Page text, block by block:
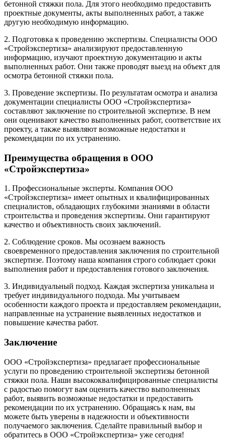
бетонной стяжки пола. Для этого необходимо предоставить
проектные документы, акты выполненных работ, а также
другую необходимую информацию.
2. Подготовка к проведению экспертизы. Специалисты ООО
«Стройэкспертиза» анализируют предоставленную
информацию, изучают проектную документацию и акты
выполненных работ. Они также проводят выезд на объект для
осмотра бетонной стяжки пола.
3. Проведение экспертизы. По результатам осмотра и анализа
документации специалисты ООО «Стройэкспертиза»
составляют заключение по строительной экспертизе. В нем
они оценивают качество выполненных работ, соответствие их
проекту, а также выявляют возможные недостатки и
рекомендации по их устранению.
Преимущества обращения в ООО
«Стройэкспертиза»
1. Профессиональные эксперты. Компания ООО
«Стройэкспертиза» имеет опытных и квалифицированных
специалистов, обладающих глубокими знаниями в области
строительства и проведения экспертизы. Они гарантируют
качество и объективность своих заключений.
2. Соблюдение сроков. Мы осознаем важность
своевременного предоставления заключения по строительной
экспертизе. Поэтому наша компания строго соблюдает сроки
выполнения работ и предоставления готового заключения.
3. Индивидуальный подход. Каждая экспертиза уникальна и
требует индивидуального подхода. Мы учитываем
особенности каждого проекта и предоставляем рекомендации,
направленные на устранение выявленных недостатков и
повышение качества работ.
Заключение
ООО «Стройэкспертиза» предлагает профессиональные
услуги по проведению строительной экспертизы бетонной
стяжки пола. Наши высококвалифицированные специалисты
с радостью помогут вам оценить качество выполненных
работ, выявить возможные недостатки и предоставить
рекомендации по их устранению. Обращаясь к нам, вы
можете быть уверены в надежности и объективности
получаемого заключения. Сделайте правильный выбор и
обратитесь в ООО «Стройэкспертиза» уже сегодня!